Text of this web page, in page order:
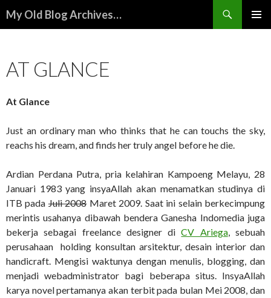
My Old Blog Archives…
AT GLANCE
At Glance
Just an ordinary man who thinks that he can touchs the sky,
reachs his dream, and finds her truly angel before he die.
Ardian Perdana Putra, pria kelahiran Kampoeng Melayu, 28
Januari 1983 yang insyaAllah akan menamatkan studinya di
ITB pada Juli 2008Maret 2009. Saat ini selain berkecimpung
merintis usahanya dibawah bendera Ganesha Indomedia juga
bekerja sebagai freelance designer diCV Ariega, sebuah
perusahaan holding konsultan arsitektur, desain interior dan
handicraft. Mengisi waktunya dengan menulis, blogging, dan
menjadi webadministrator bagi beberapa situs. InsyaAllah
karya novel pertamanya akan terbit pada bulan Mei 2008, dan